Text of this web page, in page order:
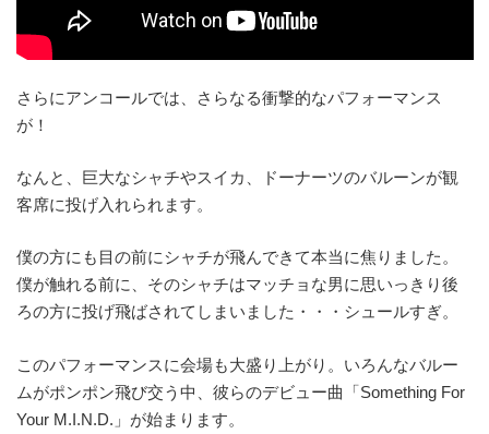
さらにアンコールでは、さらなる衝撃的なパフォーマンス
が！
なんと、巨大なシャチやスイカ、ドーナーツのバルーンが観
客席に投げ入れられます。
僕の方にも目の前にシャチが飛んできて本当に焦りました。
僕が触れる前に、そのシャチはマッチョな男に思いっきり後
ろの方に投げ飛ばされてしまいました・・・シュールすぎ。
このパフォーマンスに会場も大盛り上がり。いろんなバルー
ムがポンポン飛び交う中、彼らのデビュー曲「Something For
Your M.I.N.D.」が始まります。